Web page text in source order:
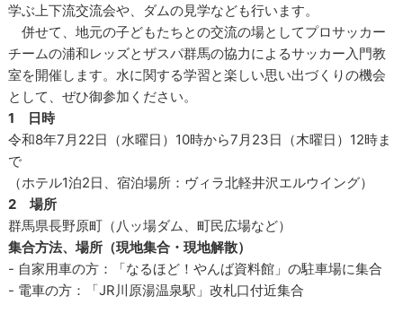
学ぶ上下流交流会や、ダムの見学なども行います。
併せて、地元の子どもたちとの交流の場としてプロサッカー
チームの浦和レッズとザスパ群馬の協力によるサッカー入門教
室を開催します。水に関する学習と楽しい思い出づくりの機会
として、ぜひ御参加ください。
1 日時
令和8年7月22日（水曜日）10時から7月23日（木曜日）12時ま
で
（ホテル1泊2日、宿泊場所：ヴィラ北軽井沢エルウイング）
2 場所
群馬県長野原町（八ッ場ダム、町民広場など）
集合方法、場所（現地集合・現地解散）
- 自家用車の方：「なるほど！やんば資料館」の駐車場に集合
- 電車の方：「JR川原湯温泉駅」改札口付近集合